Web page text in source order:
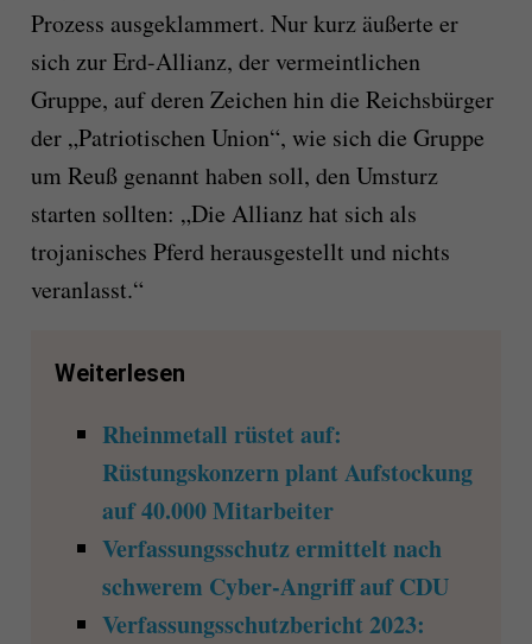
Prozess ausgeklammert. Nur kurz äußerte er
sich zur Erd-Allianz, der vermeintlichen
Gruppe, auf deren Zeichen hin die Reichsbürger
der „Patriotischen Union“, wie sich die Gruppe
um Reuß genannt haben soll, den Umsturz
starten sollten: „Die Allianz hat sich als
trojanisches Pferd herausgestellt und nichts
veranlasst.“
Weiterlesen
Rheinmetall rüstet auf:
Rüstungskonzern plant Aufstockung
auf 40.000 Mitarbeiter
Verfassungsschutz ermittelt nach
schwerem Cyber-Angriff auf CDU
Verfassungsschutzbericht 2023: